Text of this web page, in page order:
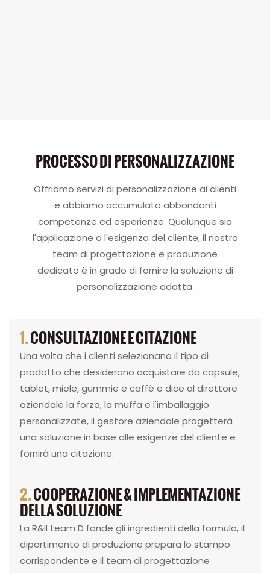
PROCESSO DI PERSONALIZZAZIONE
Offriamo servizi di personalizzazione ai clienti
e abbiamo accumulato abbondanti
competenze ed esperienze. Qualunque sia
l'applicazione o l'esigenza del cliente, il nostro
team di progettazione e produzione
dedicato è in grado di fornire la soluzione di
personalizzazione adatta.
1.CONSULTAZIONE E CITAZIONE
Una volta che i clienti selezionano il tipo di
prodotto che desiderano acquistare da capsule,
tablet, miele, gummie e caffè e dice al direttore
aziendale la forza, la muffa e l'imballaggio
personalizzate, il gestore aziendale progetterà
una soluzione in base alle esigenze del cliente e
fornirà una citazione.
2.COOPERAZIONE & IMPLEMENTAZIONE
DELLA SOLUZIONE
La R&Il team D fonde gli ingredienti della formula, il
dipartimento di produzione prepara lo stampo
corrispondente e il team di progettazione